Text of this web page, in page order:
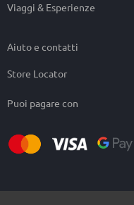
Viaggi & Esperienze
Aiuto e contatti
Store Locator
Puoi pagare con